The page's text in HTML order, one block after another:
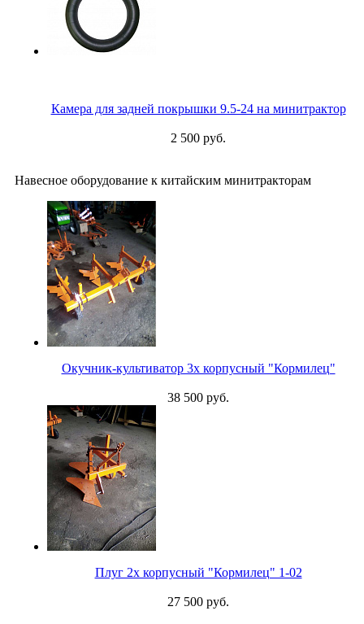
Камера для задней покрышки 9.5-24 на минитрактор
2 500 руб.
Навесное оборудование к китайским минитракторам
Окучник-культиватор 3х корпусный "Кормилец"
38 500 руб.
Плуг 2х корпусный "Кормилец" 1-02
27 500 руб.